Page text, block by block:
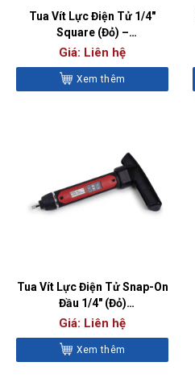
Tua Vít Lực Điện Tử 1/4″
Square (Đỏ) –
ATECHMS80M
Giá: Liên hệ
Xem thêm
Tua Vít Lực Điện Tử Snap-On
Đầu 1/4″ (Đỏ)
ATECHMS80MK
Giá: Liên hệ
Xem thêm